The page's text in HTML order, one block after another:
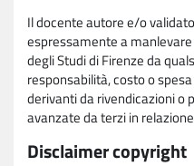
Il docente autore e/o
espressamente a
degli Studi di Firenze da
responsabilità, costo o
derivanti da rivendicazioni o
avanzate da terzi in
Disclaimer copyright